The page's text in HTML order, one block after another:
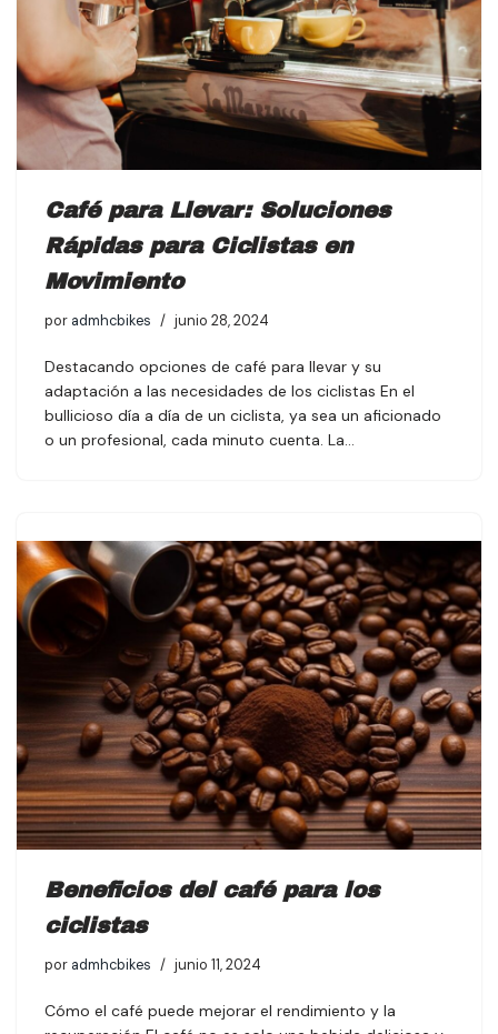
Café para Llevar: Soluciones
Rápidas para Ciclistas en
Movimiento
por admhcbikes junio 28, 2024
Destacando opciones de café para llevar y su
adaptación a las necesidades de los ciclistas En el
bullicioso día a día de un ciclista, ya sea un aficionado
o un profesional, cada minuto cuenta. La…
Beneficios del café para los
ciclistas
por admhcbikes junio 11, 2024
Cómo el café puede mejorar el rendimiento y la